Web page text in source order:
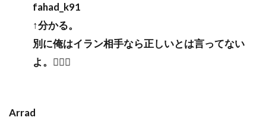
fahad_k91
↑分かる。
別に俺はイラン相手なら正しいとは言ってない
よ。🤷🏽‍♂️
Arrad